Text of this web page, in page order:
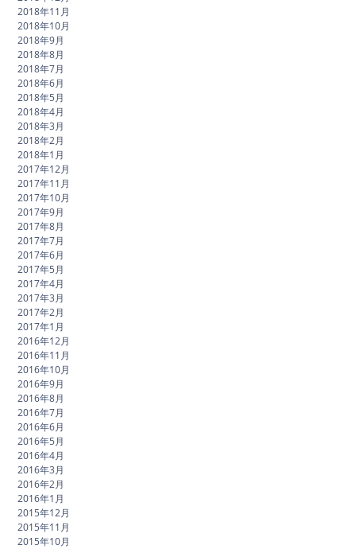
2018年11月
2018年10月
2018年9月
2018年8月
2018年7月
2018年6月
2018年5月
2018年4月
2018年3月
2018年2月
2018年1月
2017年12月
2017年11月
2017年10月
2017年9月
2017年8月
2017年7月
2017年6月
2017年5月
2017年4月
2017年3月
2017年2月
2017年1月
2016年12月
2016年11月
2016年10月
2016年9月
2016年8月
2016年7月
2016年6月
2016年5月
2016年4月
2016年3月
2016年2月
2016年1月
2015年12月
2015年11月
2015年10月